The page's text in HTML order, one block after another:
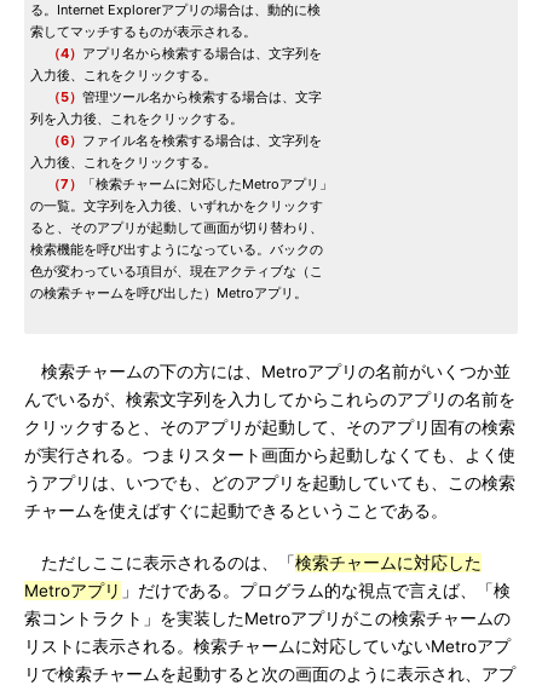
る。Internet Explorerアプリの場合は、動的に検
索してマッチするものが表示される。
（4） アプリ名から検索する場合は、文字列を
入力後、これをクリックする。
（5） 管理ツール名から検索する場合は、文字
列を入力後、これをクリックする。
（6） ファイル名を検索する場合は、文字列を
入力後、これをクリックする。
（7）
「検索チャームに対応したMetroアプリ」
の一覧。文字列を入力後、いずれかをクリックす
ると、そのアプリが起動して画面が切り替わり、
検索機能を呼び出すようになっている。バックの
色が変わっている項目が、現在アクティブな（こ
の検索チャームを呼び出した）Metroアプリ。
検索チャームの下の方には、Metroアプリの名前がいくつか並
んでいるが、検索文字列を入力してからこれらのアプリの名前を
クリックすると、そのアプリが起動して、そのアプリ固有の検索
が実行される。つまりスタート画面から起動しなくても、よく使
うアプリは、いつでも、どのアプリを起動していても、この検索
チャームを使えばすぐに起動できるということである。
ただしここに表示されるのは、「検索チャームに対応した
Metroアプリ 」だけである。プログラム的な視点で言えば、「検
索コントラクト」を実装したMetroアプリがこの検索チャームの
リストに表示される。検索チャームに対応していないMetroアプ
リで検索チャームを起動すると次の画面のように表示され、アプ